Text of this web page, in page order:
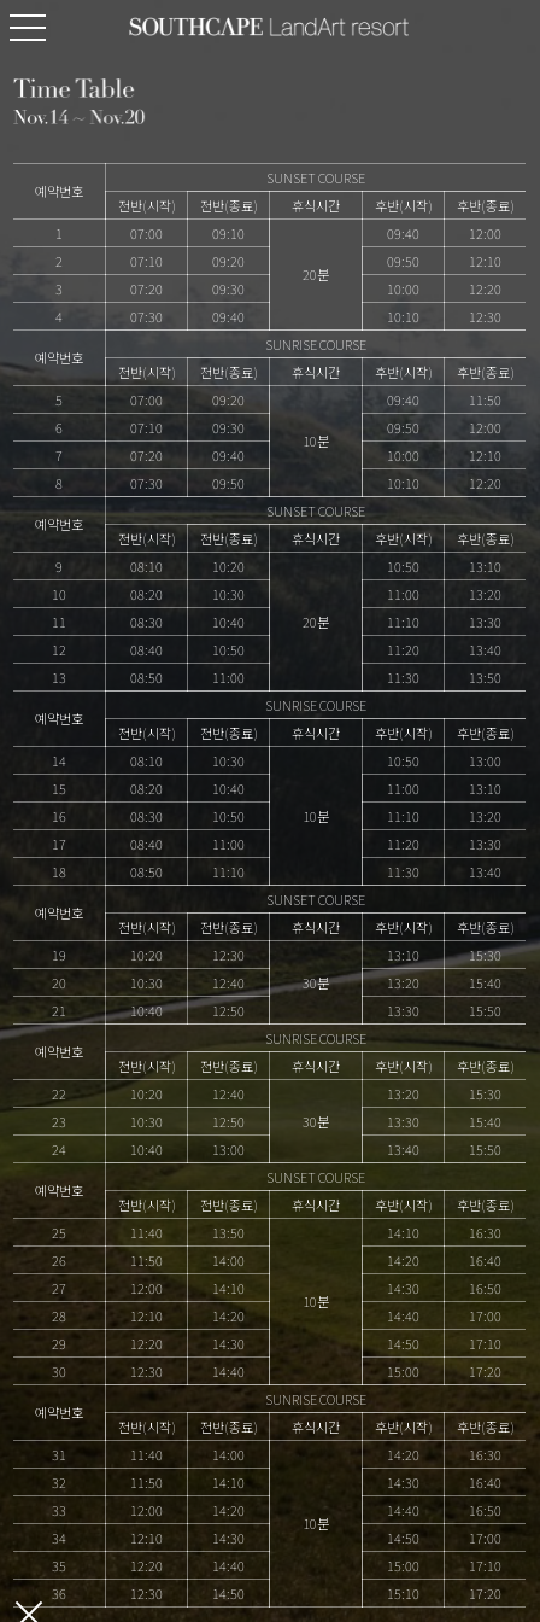
예약번호
SUNSET COURSE
전반(시작)
전반(종료) 휴식시간 후반(시작)
후반(종료)
1
07:00 09:10
20분
09:40
12:00
2
07:10 09:20 09:50
12:10
3
07:20 09:30 10:00
12:20
4
07:30 09:40 10:10 12:30
예약번호
SUNRISE COURSE
전반(시작)
전반(종료) 휴식시간 후반(시작)
후반(종료)
5
07:00 09:20
10분
09:40
11:50
6
07:10 09:30 09:50
12:00
7
07:20 09:40 10:00
12:10
8
07:30 09:50 10:10 12:20
예약번호
SUNSET COURSE
전반(시작)
전반(종료) 휴식시간 후반(시작)
후반(종료)
9
08:10 10:20
20분
10:50
13:10
10
08:20 10:30 11:00
13:20
11
08:30 10:40 11:10
13:30
12
08:40 10:50 11:20
13:40
13
08:50 11:00 11:30 13:50
예약번호
SUNRISE COURSE
전반(시작)
전반(종료) 휴식시간 후반(시작)
후반(종료)
14
08:10 10:30
10분
10:50
13:00
15
08:20 10:40 11:00
13:10
16
08:30 10:50 11:10
13:20
17
08:40 11:00 11:20
13:30
18
08:50 11:10 11:30 13:40
예약번호
SUNSET COURSE
전반(시작)
전반(종료) 휴식시간 후반(시작)
후반(종료)
19
10:20
12:30
30분
13:10
15:30
20
10:30 12:40 13:20
15:40
21
10:40 12:50 13:30 15:50
예약번호
SUNRISE COURSE
전반(시작)
전반(종료) 휴식시간 후반(시작)
후반(종료)
22
10:20
12:40
30분
13:20
15:30
23
10:30 12:50 13:30
15:40
24
10:40 13:00 13:40 15:50
예약번호
SUNSET COURSE
전반(시작)
전반(종료) 휴식시간 후반(시작)
후반(종료)
25
11:40 13:50
10분
14:10
16:30
26
11:50 14:00 14:20
16:40
27
12:00 14:10 14:30
16:50
28
12:10 14:20 14:40
17:00
29
12:20 14:30 14:50
17:10
30
12:30 14:40 15:00 17:20
예약번호
SUNRISE COURSE
전반(시작)
전반(종료) 휴식시간 후반(시작)
후반(종료)
31
11:40 14:00
10분
14:20
16:30
32
11:50 14:10 14:30
16:40
33
12:00 14:20 14:40
16:50
34
12:10 14:30 14:50
17:00
35
12:20 14:40 15:00
17:10
36
12:30 14:50 15:10 17:20